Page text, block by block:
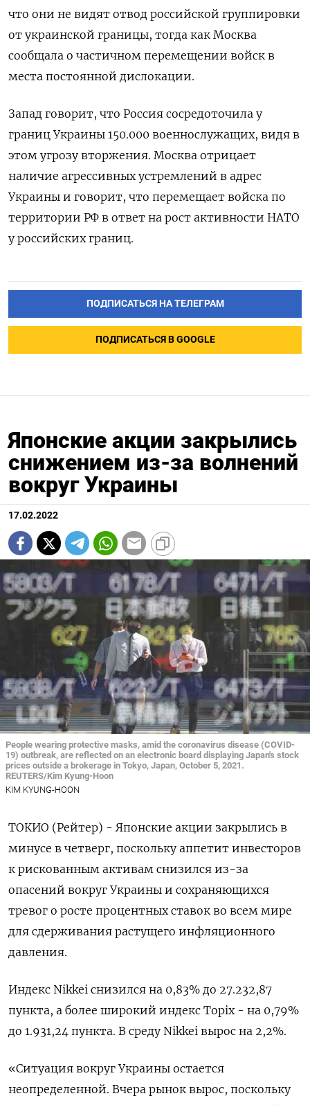
что они не видят отвод российской группировки
от украинской границы, тогда как Москва
сообщала о частичном перемещении войск в
места постоянной дислокации.
Запад говорит, что Россия сосредоточила у
границ Украины 150.000 военнослужащих, видя в
этом угрозу вторжения. Москва отрицает
наличие агрессивных устремлений в адрес
Украины и говорит, что перемещает войска по
территории РФ в ответ на рост активности НАТО
у российских границ.
ПОДПИСАТЬСЯ НА ТЕЛЕГРАМ
ПОДПИСАТЬСЯ В GOOGLE
Японские акции закрылись
снижением из-за волнений
вокруг Украины
17.02.2022
People wearing protective masks, amid the coronavirus disease (COVID-
19) outbreak, are reflected on an electronic board displaying Japan's stock
prices outside a brokerage in Tokyo, Japan, October 5, 2021.
REUTERS/Kim Kyung-Hoon
KIM KYUNG-HOON
ТОКИО (Рейтер) - Японские акции закрылись в
минусе в четверг, поскольку аппетит инвесторов
к рискованным активам снизился из-за
опасений вокруг Украины и сохраняющихся
тревог о росте процентных ставок во всем мире
для сдерживания растущего инфляционного
давления.
Индекс Nikkei снизился на 0,83% до 27.232,87
пункта, а более широкий индекс Topix - на 0,79%
до 1.931,24 пункта. В среду Nikkei вырос на 2,2%.
«Ситуация вокруг Украины остается
неопределенной. Вчера рынок вырос, поскольку